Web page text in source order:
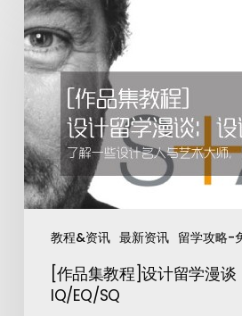
教程&资讯 最新资讯 留学攻略-
[作品集教程]设计留学漫谈
IQ/EQ/SQ